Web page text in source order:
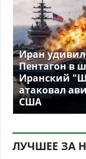
Иран
Пентагон в
Иранский
атаковал
США
ЛУЧШЕЕ ЗА